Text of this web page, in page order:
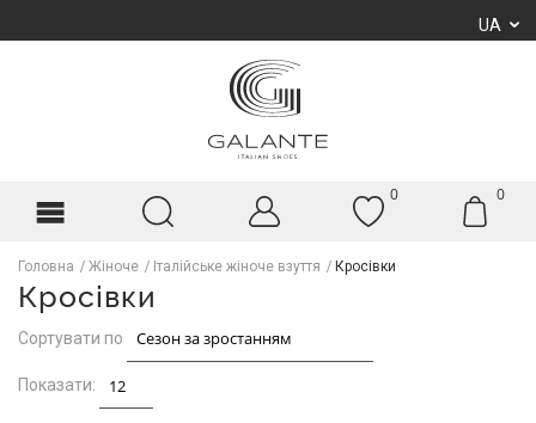
UA
0 0
Головна Жіноче Італійське жіноче взуття Кросівки
Кросівки
Сортувати по
Показати: